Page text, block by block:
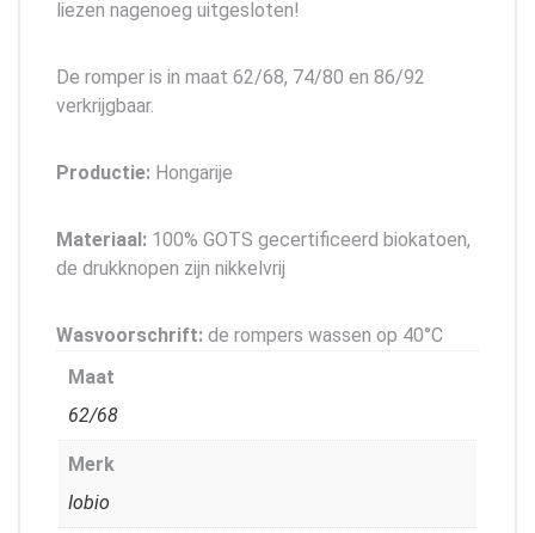
liezen nagenoeg uitgesloten!
De romper is in maat 62/68, 74/80 en 86/92
verkrijgbaar.
Productie: Hongarije
Materiaal: 100% GOTS gecertificeerd biokatoen,
de drukknopen zijn nikkelvrij
Wasvoorschrift: de rompers wassen op 40°C
Maat
62/68
Merk
Iobio